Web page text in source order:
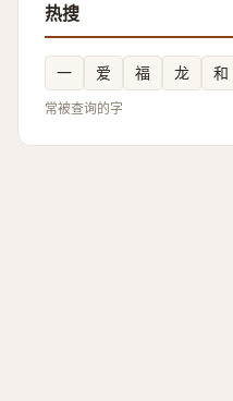
热搜
一 爱 福 龙 和
常被查询的字